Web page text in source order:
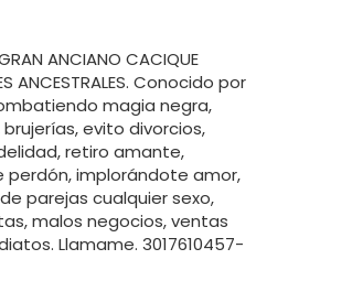
ANCIANO CACIQUE
ANCESTRALES. Conocido por
magia negra,
evito divorcios,
retiro amante,
implorándote amor,
parejas cualquier sexo,
malos negocios, ventas
Llamame. 3017610457-